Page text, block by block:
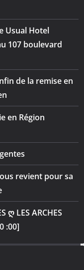
Usual Hotel
107 boulevard
de la remise en
en Région
revient pour sa
ღ LES ARCHES
:00]